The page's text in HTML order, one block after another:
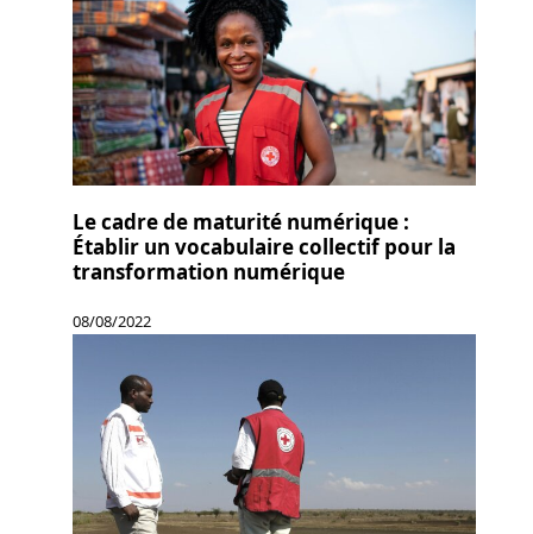
Le cadre de maturité numérique :
Établir un vocabulaire collectif pour la
transformation numérique
08/08/2022